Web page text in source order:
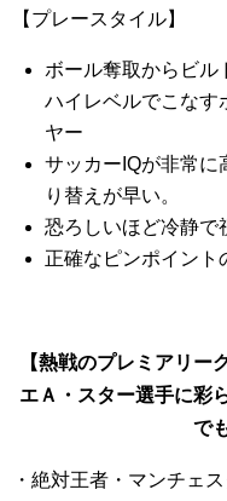
【プレースタイル】
ボール奪取からビル
ハイレベルでこなす
ヤー
サッカーIQが非常に
り替えが早い。
恐ろしいほど冷静で
正確なピンポイント
【熱戦のプレミアリー
エＡ・スター選手に彩
で
・絶対王者・マンチェ